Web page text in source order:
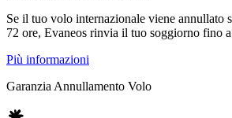
Se il tuo volo internazionale viene annullato
72 ore, Evaneos rinvia il tuo soggiorno fino
Più informazioni
Garanzia Annullamento Volo